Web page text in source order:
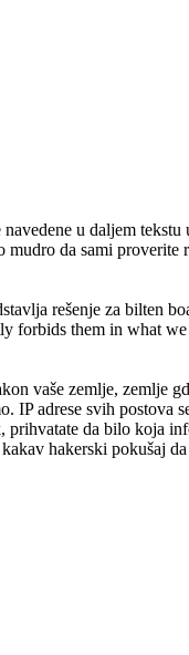
u daljem tekstu
da sami
rešenje za bilten
forbids them in what
vaše zemlje, zemlje
IP adrese svih postova
da bilo koja
hakerski pokušaj